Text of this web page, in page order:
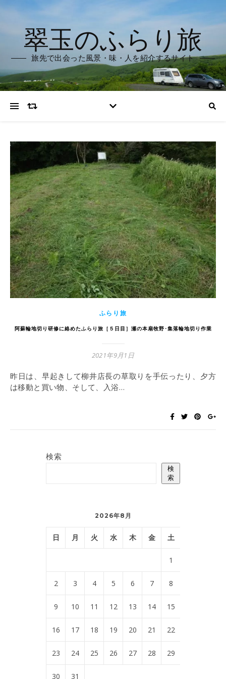
翠玉のふらり旅
旅先で出会った風景・味・人を紹介するサイト
ふらり旅
阿蘇輪地切り研修に絡めたふらり旅［５日目］瀬の本扇牧野･集落輪地切り作業
2021年9月1日
昨日は、早起きして柳井店長の草取りを手伝ったり、夕方
は移動と買い物、そして、入浴…
検索
検
索
2026年8月
日 月 火 水 木 金 土
1
2 3 4 5 6 7 8
9 10 11 12 13 14 15
16 17 18 19 20 21 22
23 24 25 26 27 28 29
30 31